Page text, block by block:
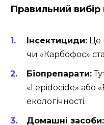
Правильний
Інсектициди: Це
чи «Карбофос»
Біопрепарати:
«Lepidocide» або
екологічності.
Домашні засоби: